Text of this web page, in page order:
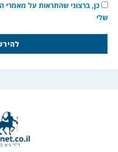
כן, ברצוני שהתראות על מאמרי
שלי